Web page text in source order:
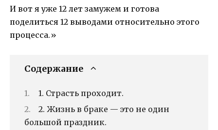
И вот я уже 12 лет замужем и готова
поделиться 12 выводами относительно этого
процесса.»
Содержание
1. Страсть проходит.
2. Жизнь в браке — это не один
большой праздник.